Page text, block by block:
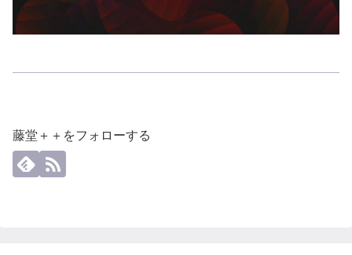
藤堂＋＋をフォローする